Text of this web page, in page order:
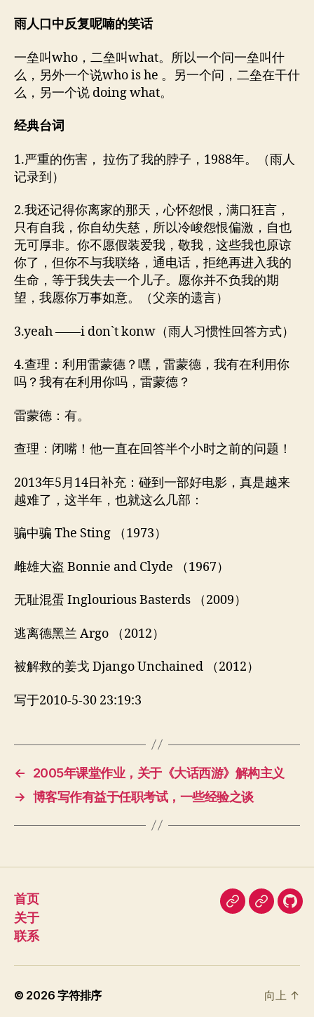
雨人口中反复呢喃的笑话
一垒叫who，二垒叫what。所以一个问一垒叫什
么，另外一个说who is he 。另一个问，二垒在干什
么，另一个说 doing what。
经典台词
1.严重的伤害， 拉伤了我的脖子，1988年。（雨人
记录到）
2.我还记得你离家的那天，心怀怨恨，满口狂言，
只有自我，你自幼失慈，所以冷峻怨恨偏激，自也
无可厚非。你不愿假装爱我，敬我，这些我也原谅
你了，但你不与我联络，通电话，拒绝再进入我的
生命，等于我失去一个儿子。愿你并不负我的期
望，我愿你万事如意。（父亲的遗言）
3.yeah ——i don`t konw（雨人习惯性回答方式）
4.查理：利用雷蒙德？嘿，雷蒙德，我有在利用你
吗？我有在利用你吗，雷蒙德？
雷蒙德：有。
查理：闭嘴！他一直在回答半个小时之前的问题！
2013年5月14日补充：碰到一部好电影，真是越来
越难了，这半年，也就这么几部：
骗中骗 The Sting （1973）
雌雄大盗 Bonnie and Clyde （1967）
无耻混蛋 Inglourious Basterds （2009）
逃离德黑兰 Argo （2012）
被解救的姜戈 Django Unchained （2012）
写于2010-5-30 23:19:3
←
2005年课堂作业，关于《大话西游》解构主义
→ 博客写作有益于任职考试，一些经验之谈
首页
关于
联系
即
豆
我
© 2026字符排序 向上 ↑